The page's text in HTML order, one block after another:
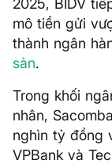
2025, BIDV
mô tiền gửi
thành ngân
sản.
Trong khối
nhân,
nghìn tỷ đồng
VPBank và